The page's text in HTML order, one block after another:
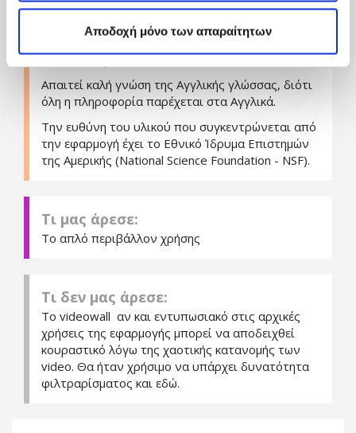
Αποδοχή μόνο των απαραίτητων
για τα μαθήματα των Φυσικών Επιστημών, της
Πληροφορικής και της Τεχνολογίας στο
Γυμνάσιο, στο Λύκειο και στην ΤριτοΒάθμια
Εκπαίδευση.
Απαιτεί καλή γνώση της Αγγλικής γλώσσας, διότι
όλη η πληροφορία παρέχεται στα Αγγλικά.
Την ευθύνη του υλικού που συγκεντρώνεται από
την εφαρμογή έχει το Εθνικό Ίδρυμα Επιστημών
της Αμερικής (National Science Foundation - NSF).
Τι μας άρεσε:
Το απλό περιβάλλον χρήσης
Τι δεν μας άρεσε:
Το videowall αν και εντυπωσιακό στις αρχικές
χρήσεις της εφαρμογής μπορεί να αποδειχθεί
κουραστικό λόγω της χαοτικής κατανομής των
video. Θα ήταν χρήσιμο να υπάρχει δυνατότητα
φιλτραρίσματος και εδώ.